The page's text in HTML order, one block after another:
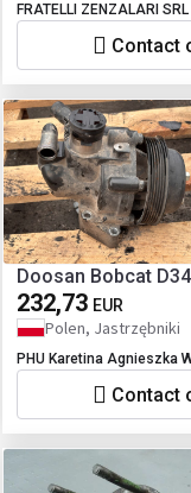
FRATELLI ZENZALARI SRL
Contact
Doosan Bobcat
232,73 EUR
Polen, Jastrzębniki
PHU Karetina Agnieszka
Contact